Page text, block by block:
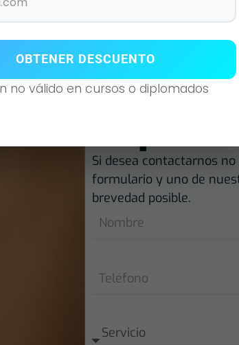
Si desea contactarnos
formulario y uno de
brevedad posible.
OBTENER DESCUENTO
no válido en cursos o diplomados